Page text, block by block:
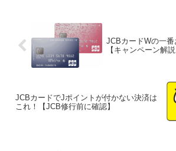
JCBカードWの一
【キャンペーン解
JCBカードでJポイントが付かない決済は
これ！【JCB修行前に確認】